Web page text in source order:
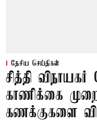
தேசிய செய்திகள்
சித்தி
காணிக்கை
கணக்குகளை